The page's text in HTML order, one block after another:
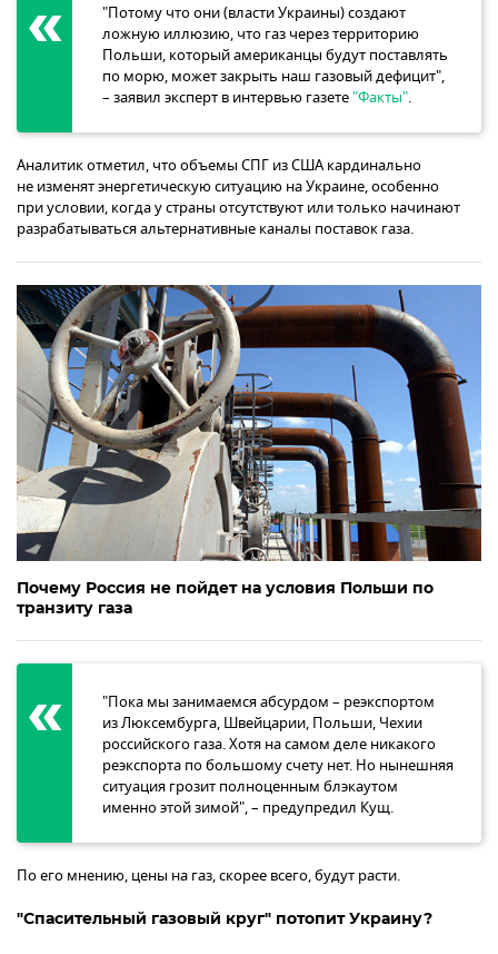
"Потому что они (власти Украины) создают
ложную иллюзию, что газ через территорию
Польши, который американцы будут поставлять
по морю, может закрыть наш газовый дефицит",
– заявил эксперт в интервью газете"Факты".
Аналитик отметил, что объемы СПГ из США кардинально
не изменят энергетическую ситуацию на Украине, особенно
при условии, когда у страны отсутствуют или только начинают
разрабатываться альтернативные каналы поставок газа.
Почему Россия не пойдет на условия Польши по
транзиту газа
"Пока мы занимаемся абсурдом – реэкспортом
из Люксембурга, Швейцарии, Польши, Чехии
российского газа. Хотя на самом деле никакого
реэкспорта по большому счету нет. Но нынешняя
ситуация грозит полноценным блэкаутом
именно этой зимой", – предупредил Кущ.
По его мнению, цены на газ, скорее всего, будут расти.
"Спасительный газовый круг" потопит Украину?